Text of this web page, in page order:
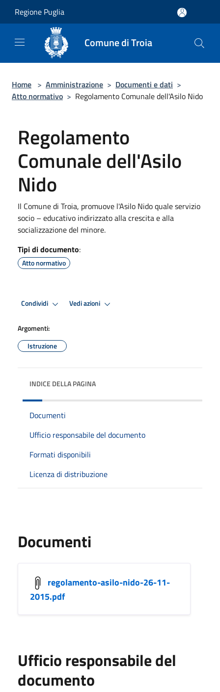
Regione Puglia
Comune di Troia
Home > Amministrazione > Documenti e dati >
Atto normativo > Regolamento Comunale dell'Asilo Nido
Regolamento
Comunale dell'Asilo
Nido
Il Comune di Troia, promuove l'Asilo Nido quale servizio
socio – educativo indirizzato alla crescita e alla
socializzazione del minore.
Tipi di documento:
Atto normativo
Condividi Vedi azioni
Argomenti:
Istruzione
INDICE DELLA PAGINA
Documenti
Ufficio responsabile del documento
Formati disponibili
Licenza di distribuzione
Documenti
regolamento-asilo-nido-26-11-
2015.pdf
Ufficio responsabile del
documento